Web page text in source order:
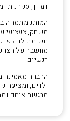
דמיון, סקרנות
המותג מתמחה
משחק, צעצועי
תשומת לב
מחשבה על
רגשיים.
החברה
ילדים, ומציעה
מרגשת אותם